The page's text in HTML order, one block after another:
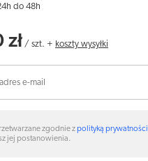
do 48h
/ szt. + koszty wysyłki
zgodnie zpolityką prywatności
jej postanowienia.